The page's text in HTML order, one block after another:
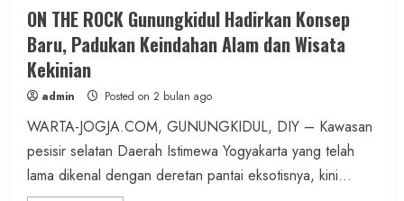
Berita Olahraga
458 Atlet dari Tujuh Provinsi Meramaikan
Kejuaraan Sepatu Roda Bupati
Gunungkidul Cup III di Pantai Sepanjang
admin Posted on 13 jam ago
ON THE ROCK Gunungkidul Hadirkan Konsep
Baru, Padukan Keindahan Alam dan Wisata
Kekinian
admin Posted on 2 bulan ago
WARTA-JOGJA.COM, GUNUNGKIDUL, DIY – Kawasan
pesisir selatan Daerah Istimewa Yogyakarta yang telah
lama dikenal dengan deretan pantai eksotisnya, kini...